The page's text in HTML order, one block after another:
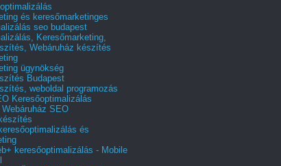
és keresőmarketinges
seo budapest
Keresőmarketing,
Webáruház készítés
ügynökség
Budapest
weboldal programozás
Keresőoptimalizálás
SEO
és
keresőoptimalizálás - Mobile